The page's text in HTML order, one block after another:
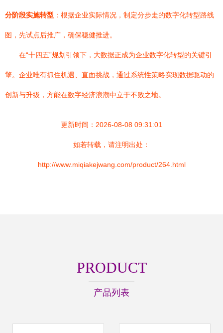
分阶段实施转型 ：根据企业实际情况，制定分步走的数字化转型路线
图，先试点后推广，确保稳健推进。
在“十四五”规划引领下，大数据正成为企业数字化转型的关键引
擎。企业唯有抓住机遇、直面挑战，通过系统性策略实现数据驱动的
创新与升级，方能在数字经济浪潮中立于不败之地。
更新时间：2026-08-08 09:31:01
如若转载，请注明出处：
http://www.miqiakejwang.com/product/264.html
PRODUCT
产品列表